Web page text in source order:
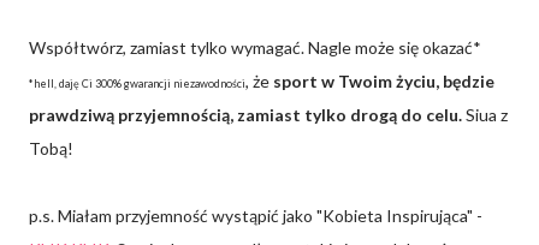
Współtwórz, zamiast tylko wymagać. Nagle może się okazać*
*hell, daję Ci 300% gwarancji niezawodności, że sport w Twoim życiu, będzie
prawdziwą przyjemnością, zamiast tylko drogą do celu.Siua z
Tobą!
p.s. Miałam przyjemność wystąpić jako "Kobieta Inspirująca" -